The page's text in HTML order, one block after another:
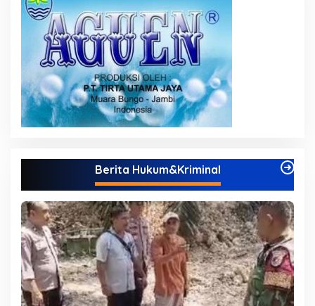
Berita Hukum&Kriminal